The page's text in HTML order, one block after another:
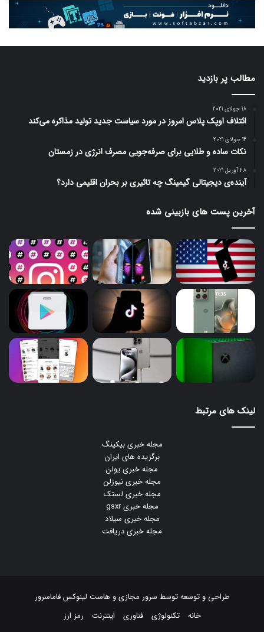
مطالب پر بازدید
18 جولای 2021
ائتلاف اوپک پلاس امروز در مورد سیاست جدید تولید مذاکره می‌کند
14 جولای 2021
نکات ساده و طلایی برای صرفه‌جویی مصرف انرژی در زمستان
28 آوریل 2021
آینده‌ی دیجیتالی گیمینگ چه تاثیری بر بحران اقلیمی دارد؟
آخرین پست های بازبینی شده
لینک های مرتبط
مجله خبری بیکینگ
برگزیده های ایران
مجله خبری یولن
مجله خبری نیوزلن
مجله خبری لستک
مجله خبری gsxr
مجله خبری سیلاد
مجله خبری دریافت
طراحی و توسعه توسط سرور مجازیو هاست لینوکسفاماسرور
خانه
تکنولوژی فناوری اینترنت رمز ارز